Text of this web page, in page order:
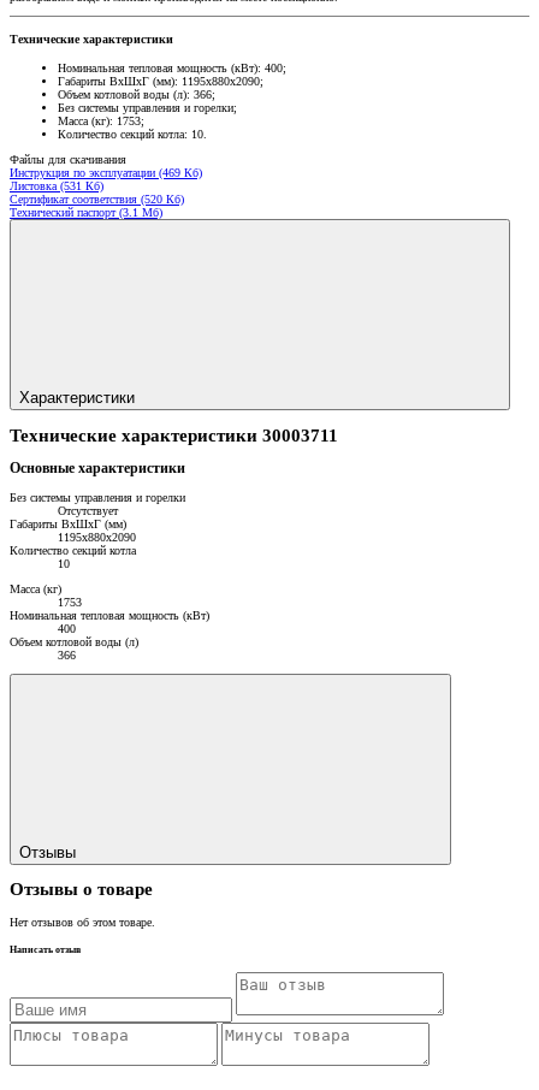
Технические характеристики
Номинальная тепловая мощность (кВт): 400;
Габариты ВхШхГ (мм): 1195х880х2090;
Объем котловой воды (л): 366;
Без системы управления и горелки;
Масса (кг): 1753;
Количество секций котла: 10.
Файлы для скачивания
Инструкция по эксплуатации (469 Кб)
Листовка (531 Кб)
Сертификат соответствия (520 Кб)
Технический паспорт (3.1 Мб)
Характеристики
Технические характеристики 30003711
Основные характеристики
Без системы управления и горелки
Отсутствует
Габариты ВхШхГ (мм)
1195х880х2090
Количество секций котла
10
Масса (кг)
1753
Номинальная тепловая мощность (кВт)
400
Объем котловой воды (л)
366
Отзывы
Отзывы о товаре
Нет отзывов об этом товаре.
Написать отзыв